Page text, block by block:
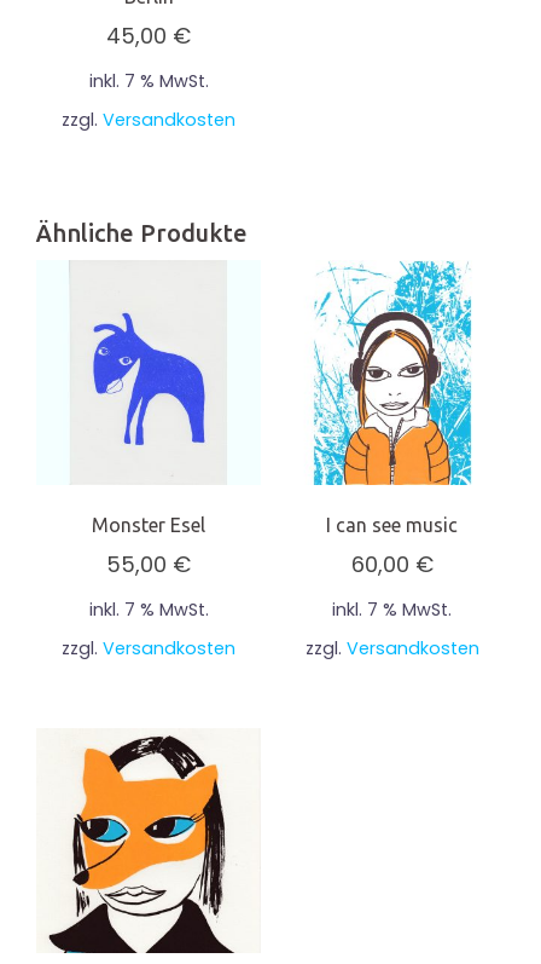
45,00 €
inkl. 7 % MwSt.
zzgl.Versandkosten
Ähnliche Produkte
Monster Esel
55,00 €
inkl. 7 % MwSt.
zzgl.Versandkosten
I can see music
60,00 €
inkl. 7 % MwSt.
zzgl. Versandkosten